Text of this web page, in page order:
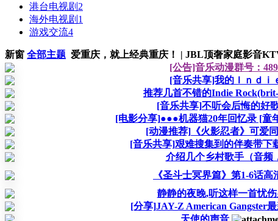
港台电视剧 2
海外电视剧 1
游戏交流4
新窗 全部主题 爱重庆，就上经典重庆！ | JBL顶奢家庭影音
[公告]音乐动漫群号：
[音乐共享]我的Ｉｎｄｉ
推荐几首不错的Indie
[音乐共享]不听会后悔的好
[电影分享]●●●机器猫20年回忆录 [童
[动漫推荐]《火影忍者》可爱
[音乐共享]艰难搜集到的伴奏带下
介绍几个乡村歌手（音频
《圣斗士冥界篇》第1-6话
静静的夜晚,听这样一首忧
[分享]JAY-Z American Gangster
天使的声音